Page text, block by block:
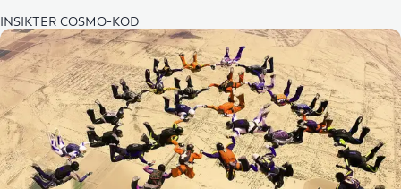
INSIKTER COSMO-KOD
Enlarge Image